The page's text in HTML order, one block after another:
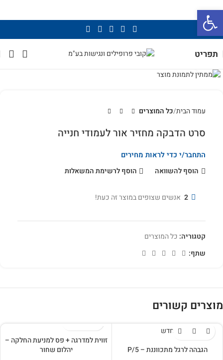
פתח סרגל נגישות
תפריט
עמוד הבית כל המוצרים
סרט הדבקה מחזיר אור לעמודי חנייה
התחבר/י כדי לראות מחירים
הוסף להשוואה
הוסף לרשימת המשאלות
2 אנשים שצופים במוצר זה כעת!
קטגוריה: כל המוצרים
שתף:
מוצרים קשורים
חדש
הגבהה לרגל מתכווננת – P/5
זווית למדרגה + פס למניעת החלקה –
יהלום שחור